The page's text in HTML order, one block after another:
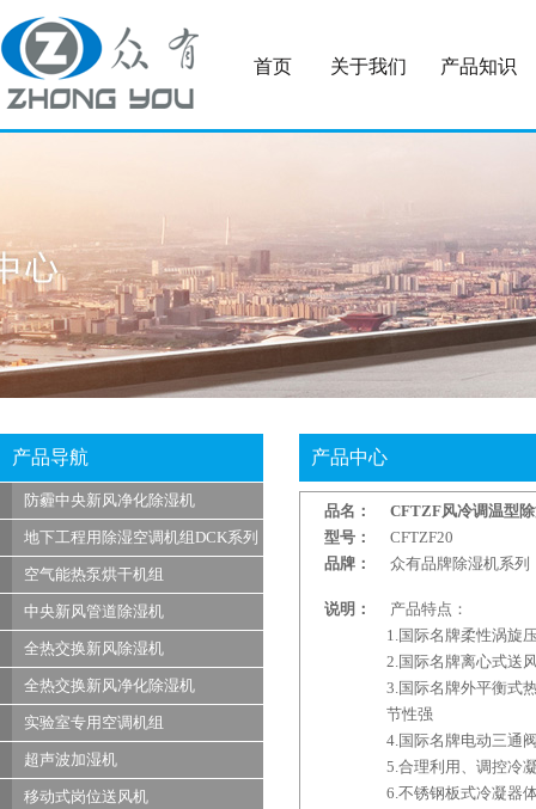
首页 关于我们 产品知识
产品导航
防霾中央新风净化除湿机
地下工程用除湿空调机组DCK系列
空气能热泵烘干机组
中央新风管道除湿机
全热交换新风除湿机
全热交换新风净化除湿机
实验室专用空调机组
超声波加湿机
移动式岗位送风机
产品中心
品名：
CFTZF风冷调温型
型号：
CFTZF20
品牌：
众有品牌除湿机系列
说明：
产品特点：
1.国际名牌柔性涡旋
2.国际名牌离心式送
3.国际名牌外平衡式
节性强
4.国际名牌电动三通
5.合理利用、调控冷
6.不锈钢板式冷凝器